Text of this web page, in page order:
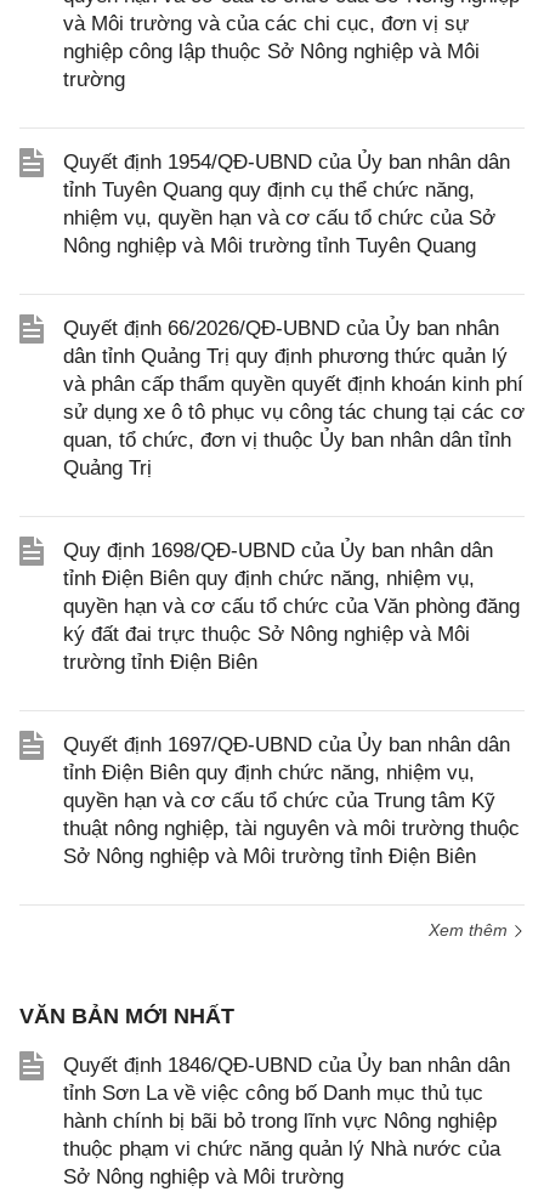
và Môi trường và của các chi cục, đơn vị sự
nghiệp công lập thuộc Sở Nông nghiệp và Môi
trường
Quyết định 1954/QĐ-UBND của Ủy ban nhân dân
tỉnh Tuyên Quang quy định cụ thể chức năng,
nhiệm vụ, quyền hạn và cơ cấu tổ chức của Sở
Nông nghiệp và Môi trường tỉnh Tuyên Quang
Quyết định 66/2026/QĐ-UBND của Ủy ban nhân
dân tỉnh Quảng Trị quy định phương thức quản lý
và phân cấp thẩm quyền quyết định khoán kinh phí
sử dụng xe ô tô phục vụ công tác chung tại các cơ
quan, tổ chức, đơn vị thuộc Ủy ban nhân dân tỉnh
Quảng Trị
Quy định 1698/QĐ-UBND của Ủy ban nhân dân
tỉnh Điện Biên quy định chức năng, nhiệm vụ,
quyền hạn và cơ cấu tổ chức của Văn phòng đăng
ký đất đai trực thuộc Sở Nông nghiệp và Môi
trường tỉnh Điện Biên
Quyết định 1697/QĐ-UBND của Ủy ban nhân dân
tỉnh Điện Biên quy định chức năng, nhiệm vụ,
quyền hạn và cơ cấu tổ chức của Trung tâm Kỹ
thuật nông nghiệp, tài nguyên và môi trường thuộc
Sở Nông nghiệp và Môi trường tỉnh Điện Biên
Xem thêm
VĂN BẢN MỚI NHẤT
Quyết định 1846/QĐ-UBND của Ủy ban nhân dân
tỉnh Sơn La về việc công bố Danh mục thủ tục
hành chính bị bãi bỏ trong lĩnh vực Nông nghiệp
thuộc phạm vi chức năng quản lý Nhà nước của
Sở Nông nghiệp và Môi trường